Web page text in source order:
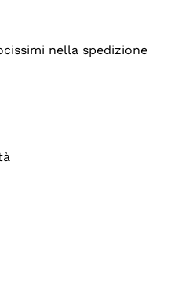
nella spedizione